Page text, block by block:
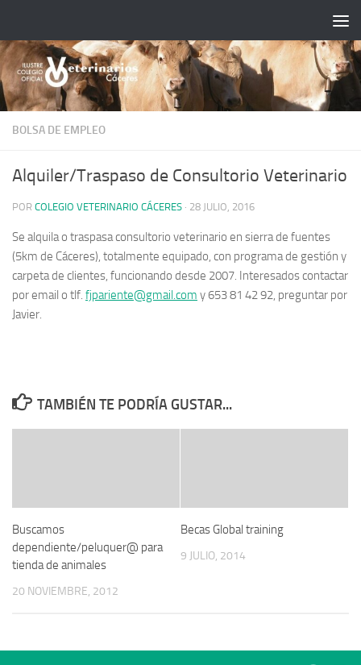
BOLSA DE EMPLEO
Alquiler/Traspaso de Consultorio Veterinario
POR COLEGIO VETERINARIO CÁCERES · 28 JULIO, 2016
Se alquila o traspasa consultorio veterinario en sierra de fuentes
(5km de Cáceres), totalmente equipado, con programa de gestión y
carpeta de clientes, funcionando desde 2007. Interesados contactar
por email o tlf. fjpariente@gmail.com y 653 81 42 92, preguntar por
Javier.
TAMBIÉN TE PODRÍA GUSTAR...
Buscamos
dependiente/peluquer@ para
tienda de animales
20 NOVIEMBRE, 2012
Becas Global training
9 JULIO, 2014